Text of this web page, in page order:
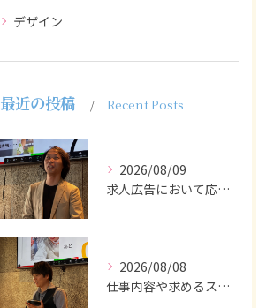
デザイン
最近の投稿 Recent Posts
2026/08/09
求人広告において応募者の質を大きく左右するのは、求人内容の充...
2026/08/08
仕事内容や求めるスキルを明確にし、ターゲット層に響くメッセー...